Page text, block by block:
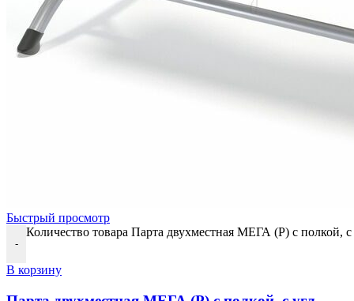
Быстрый просмотр
-
Количество товара Парта двухместная МЕГА (Р) с полкой,
В корзину